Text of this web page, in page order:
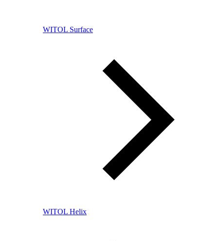
WITOL Surface
WITOL Helix